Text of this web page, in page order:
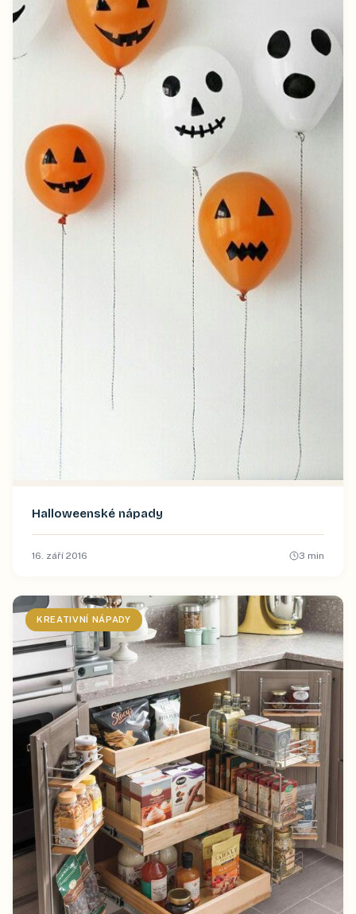
Halloweenské nápady
16. září 2016 3 min
KREATIVNÍ NÁPADY